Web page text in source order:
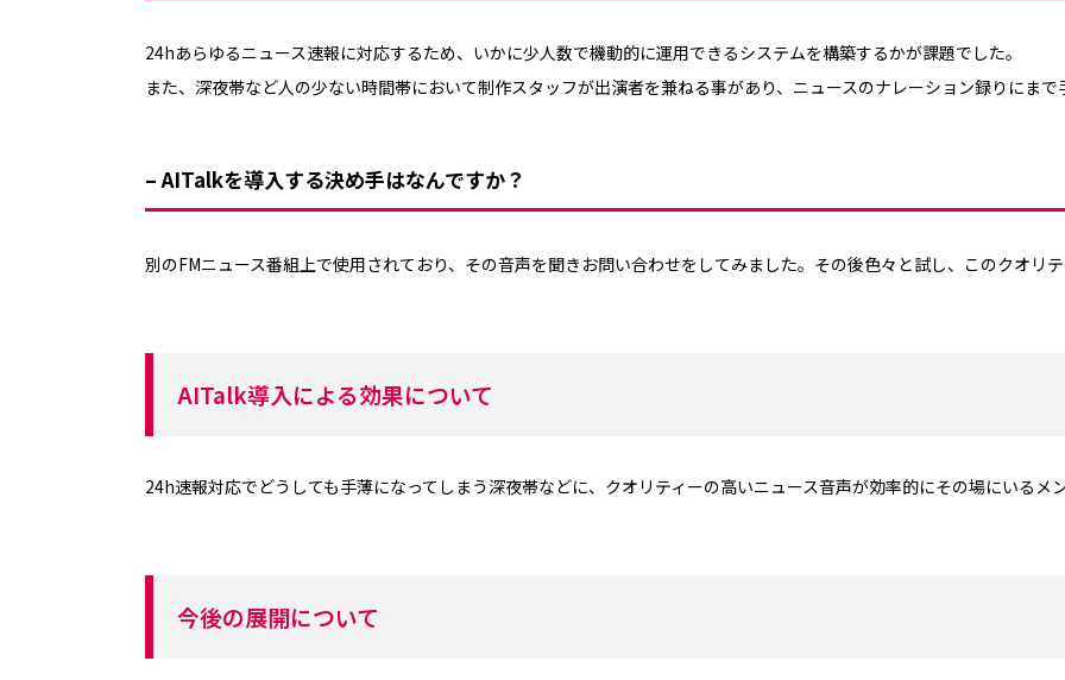
24hあらゆるニュース速報に対応するため、いかに少人数で機動的に運用できるシステムを構築するかが課題でした。
また、深夜帯など人の少ない時間帯において制作スタッフが出演者を兼ねる事があり、ニュースのナレーション録りにまで
– AITalkを導入する決め手はなんですか？
別のFMニュース番組上で使用されており、その音声を聞きお問い合わせをしてみました。その後色々と試し、このクオリテ
AITalk導入による効果について
24h速報対応でどうしても手薄になってしまう深夜帯などに、クオリティーの高いニュース音声が効率的にその場にいるメ
今後の展開について